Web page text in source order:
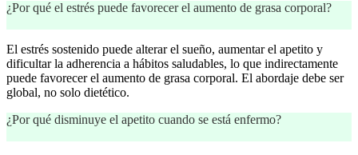
¿Por qué el estrés puede favorecer el aumento de grasa corporal?
El estrés sostenido puede alterar el sueño, aumentar el apetito y
dificultar la adherencia a hábitos saludables, lo que indirectamente
puede favorecer el aumento de grasa corporal. El abordaje debe ser
global, no solo dietético.
¿Por qué disminuye el apetito cuando se está enfermo?